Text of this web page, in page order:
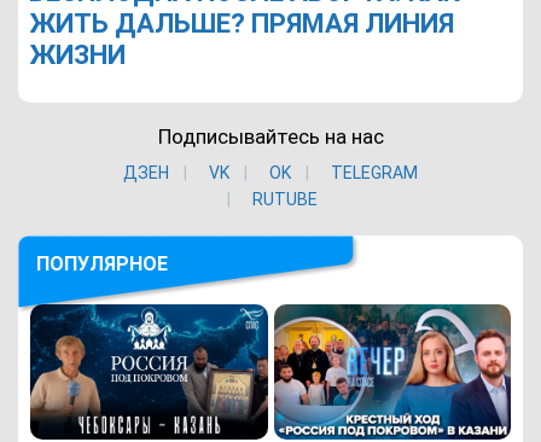
ЖИТЬ ДАЛЬШЕ? ПРЯМАЯ ЛИНИЯ
ЖИЗНИ
Подписывайтесь на нас
ДЗЕН VK ОK
TELEGRAM
RUTUBE
ПОПУЛЯРНОЕ